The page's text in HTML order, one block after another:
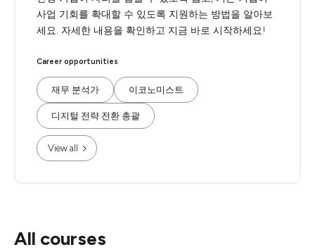
사업 기회를 확대할 수 있도록 지원하는 방법을 알아보
세요. 자세한 내용을 확인하고 지금 바로 시작하세요!
Career opportunities
재무 분석가 이코노미스트
디지털 전략 전환 총괄
View all
All courses